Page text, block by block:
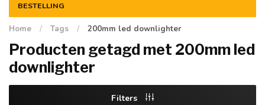
BESTELLING
Home / Tags / 200mm led downlighter
Producten getagd met 200mm led
downlighter
Filters